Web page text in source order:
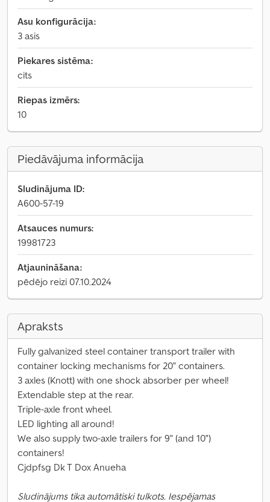
Asu konfigurācija:
3 asis
Piekares sistēma:
cits
Riepas izmērs:
10
Piedāvājuma informācija
Sludinājuma ID:
A600-57-19
Atsauces numurs:
19981723
Atjaunināšana:
pēdējo reizi 07.10.2024
Apraksts
Fully galvanized steel container transport trailer with
container locking mechanisms for 20" containers.
3 axles (Knott) with one shock absorber per wheel!
Extendable step at the rear.
Triple-axle front wheel.
LED lighting all around!
We also supply two-axle trailers for 9" (and 10")
containers!
Cjdpfsg Dk T Dox Anueha
Sludinājums tika automātiski tulkots. Iespējamas